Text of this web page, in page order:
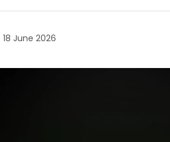
18 June 2026